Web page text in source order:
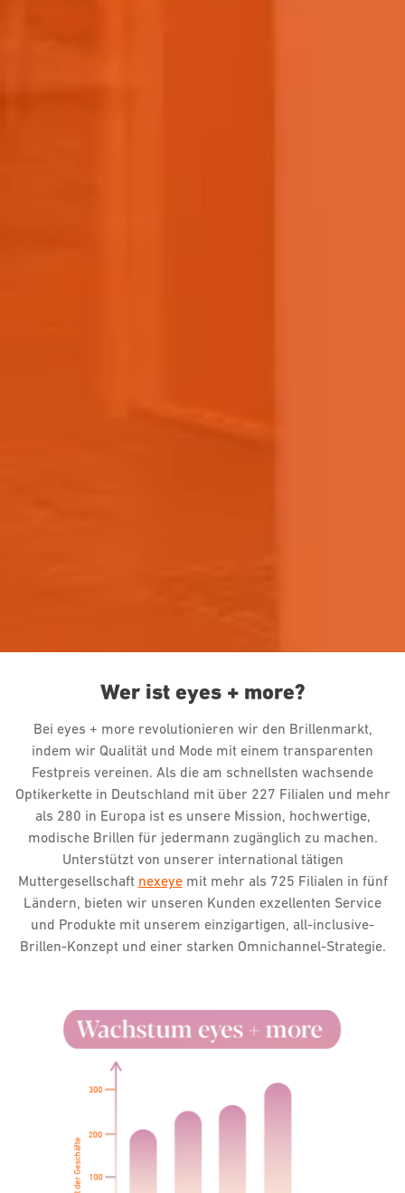
Wer ist eyes + more?
Bei eyes + more revolutionieren wir den Brillenmarkt,
indem wir Qualität und Mode mit einem transparenten
Festpreis vereinen. Als die am schnellsten wachsende
Optikerkette in Deutschland mit über 227 Filialen und mehr
als 280 in Europa ist es unsere Mission, hochwertige,
modische Brillen für jedermann zugänglich zu machen.
Unterstützt von unserer international tätigen
Muttergesellschaft nexeyemit mehr als 725 Filialen in fünf
Ländern, bieten wir unseren Kunden exzellenten Service
und Produkte mit unserem einzigartigen, all-inclusive-
Brillen-Konzept und einer starken Omnichannel-Strategie.